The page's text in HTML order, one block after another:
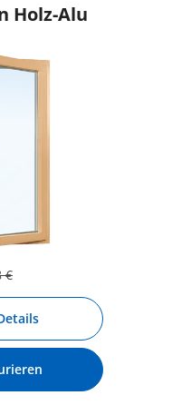
Holz-Alu
€